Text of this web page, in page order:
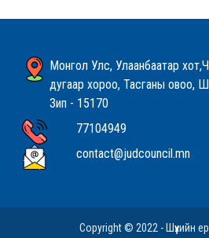
Монгол Улс, Улаанбаатар
дугаар хороо, Тасганы овоо,
Зип - 15170
77104949
contact@judcouncil.mn
Copyright © 2022 - Шүүхийн